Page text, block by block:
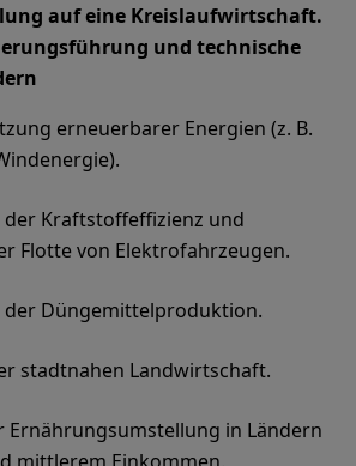
auf eine Kreislaufwirtschaft.
und technische
erneuerbarer Energien (z. B.
Kraftstoffeffizienz und
Flotte von Elektrofahrzeugen.
der Düngemittelproduktion.
stadtnahen Landwirtschaft.
Ernährungsumstellung in Ländern